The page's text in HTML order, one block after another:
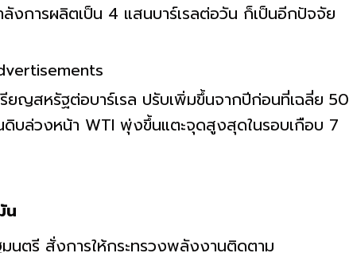
งการผลิตเป็น 4 แสนบาร์เรลต่อวัน ก็เป็นอีกปัจจัย
ยญสหรัฐต่อบาร์เรล ปรับเพิ่มขึ้นจากปีก่อนที่เฉลี่ย 50
บล่วงหน้า WTI พุ่งขึ้นแตะจุดสูงสุดในรอบเกือบ 7
น